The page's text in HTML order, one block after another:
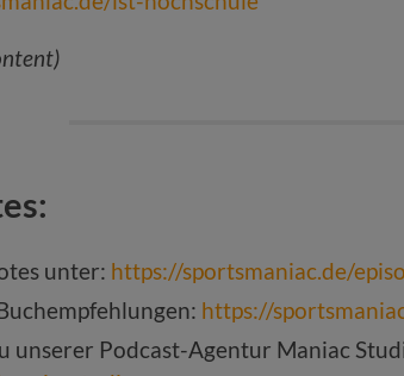
unter: https://sportsmaniac.de/
https://
unserer Podcast-Agentur Maniac